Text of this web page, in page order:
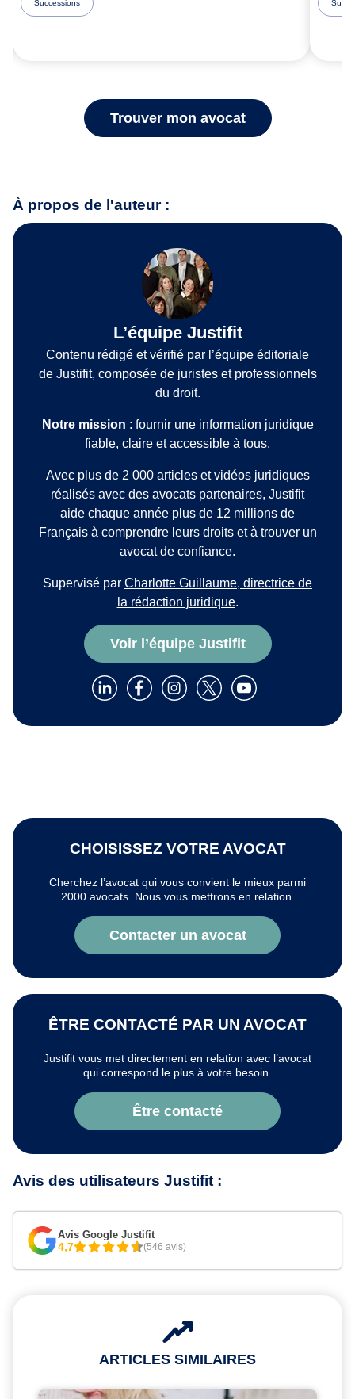
Successions
Trouver mon avocat
À propos de l'auteur :
L’équipe Justifit
Contenu rédigé et vérifié par l’équipe éditoriale
de Justifit, composée de juristes et professionnels
du droit.
Notre mission : fournir une information juridique
fiable, claire et accessible à tous.
Avec plus de 2 000 articles et vidéos juridiques
réalisés avec des avocats partenaires, Justifit
aide chaque année plus de 12 millions de
Français à comprendre leurs droits et à trouver un
avocat de confiance.
Supervisé par Charlotte Guillaume, directrice de
la rédaction juridique.
Voir l’équipe Justifit
CHOISISSEZ VOTRE AVOCAT
Cherchez l’avocat qui vous convient le mieux parmi
2000 avocats. Nous vous mettrons en relation.
Contacter un avocat
ÊTRE CONTACTÉ PAR UN AVOCAT
Justifit vous met directement en relation avec l’avocat
qui correspond le plus à votre besoin.
Être contacté
Avis des utilisateurs Justifit :
Avis Google Justifit
4,7 (546 avis)
ARTICLES SIMILAIRES